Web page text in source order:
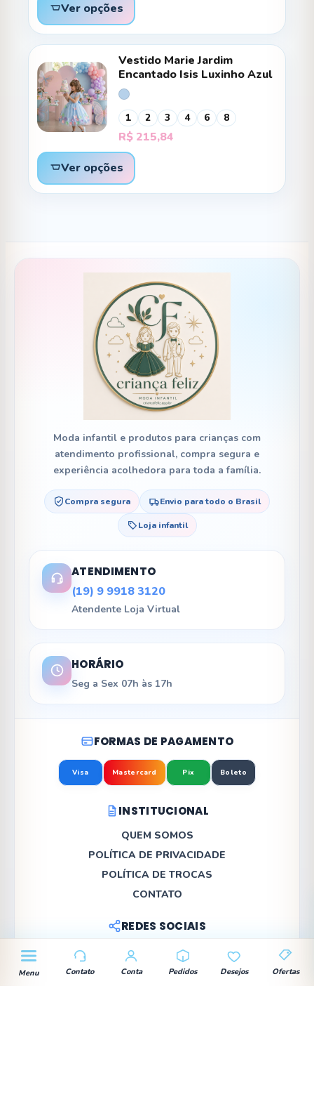
Menu Contato Conta Pedidos Desejos Ofertas
Ver opções
Vestido Marie Jardim
Encantado Isis Luxinho Azul
1 2 3 4 6 8
R$ 215,84
Ver opções
Moda infantil e produtos para crianças com
atendimento profissional, compra segura e
experiência acolhedora para toda a família.
Compra segura Envio para todo o Brasil
Loja infantil
ATENDIMENTO
(19) 9 9918 3120
Atendente Loja Virtual
HORÁRIO
Seg a Sex 07h às 17h
FORMAS DE PAGAMENTO
Visa Mastercard Pix Boleto
INSTITUCIONAL
QUEM SOMOS
POLÍTICA DE PRIVACIDADE
POLÍTICA DE TROCAS
CONTATO
REDES SOCIAIS